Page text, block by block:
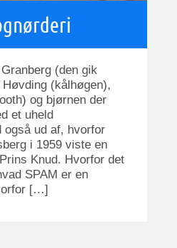
(den gik
(kålhøgen),
og bjørnen der
et uheld
også ud af, hvorfor
i 1959 viste en
Knud. Hvorfor det
SPAM er en
[…]